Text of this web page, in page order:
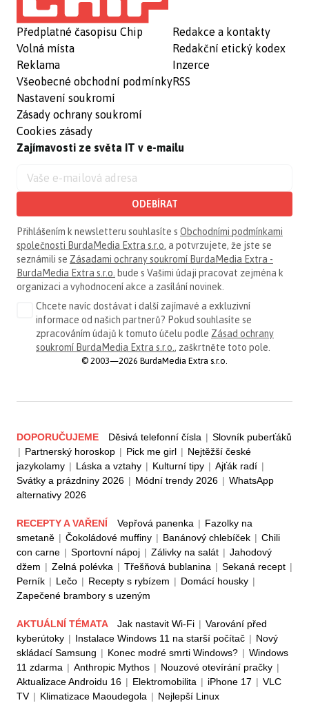
Předplatné časopisu Chip
Volná místa
Reklama
Všeobecné obchodní podmínky
Nastavení soukromí
Zásady ochrany soukromí
Cookies zásady
Redakce a kontakty
Redakční etický kodex
Inzerce
RSS
Zajímavosti ze světa IT v e-mailu
ODEBÍRAT
Přihlášením k newsletteru souhlasíte s Obchodními podmínkami
společnosti BurdaMedia Extra s.r.o. a potvrzujete, že jste se
seznámili se Zásadami ochrany soukromí BurdaMedia Extra -
BurdaMedia Extra s.r.o. bude s Vašimi údaji pracovat zejména k
organizaci a vyhodnocení akce a zasílání novinek.
Chcete navíc dostávat i další zajímavé a exkluzivní
informace od našich partnerů? Pokud souhlasíte se
zpracováním údajů k tomuto účelu podle Zásad ochrany
soukromí BurdaMedia Extra s.r.o. , zaškrtněte toto pole.
© 2003—2026 BurdaMedia Extra s.r.o.
DOPORUČUJEME Děsivá telefonní čísla | Slovník puberťáků
| Partnerský horoskop | Pick me girl | Nejtěžší české
jazykolamy | Láska a vztahy | Kulturní tipy | Ajťák radí |
Svátky a prázdniny 2026 | Módní trendy 2026 | WhatsApp
alternativy 2026
RECEPTY A VAŘENÍ Vepřová panenka | Fazolky na
smetaně | Čokoládové muffiny | Banánový chlebíček | Chili
con carne | Sportovní nápoj | Zálivky na salát | Jahodový
džem | Zelná polévka | Třešňová bublanina | Sekaná recept |
Perník | Lečo | Recepty s rybízem | Domácí housky |
Zapečené brambory s uzeným
AKTUÁLNÍ TÉMATA Jak nastavit Wi-Fi | Varování před
kyberútoky | Instalace Windows 11 na starší počítač | Nový
skládací Samsung | Konec modré smrti Windows? | Windows
11 zdarma | Anthropic Mythos | Nouzové otevírání pračky |
Aktualizace Androidu 16 | Elektromobilita | iPhone 17 | VLC
TV | Klimatizace Maoudegola | Nejlepší Linux